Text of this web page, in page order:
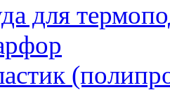
для